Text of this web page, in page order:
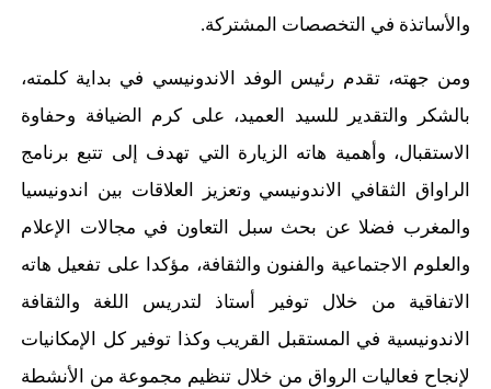
والأساتذة في التخصصات المشتركة.
ومن جهته، تقدم رئيس الوفد الاندونيسي في بداية كلمته،
بالشكر والتقدير للسيد العميد، على كرم الضيافة وحفاوة
الاستقبال، وأهمية هاته الزيارة التي تهدف إلى تتبع برنامج
الراواق الثقافي الاندونيسي وتعزيز العلاقات بين اندونيسيا
والمغرب فضلا عن بحث سبل التعاون في مجالات الإعلام
والعلوم الاجتماعية والفنون والثقافة، مؤكدا على تفعيل هاته
الاتفاقية من خلال توفير أستاذ لتدريس اللغة والثقافة
الاندونيسية في المستقبل القريب وكذا توفير كل الإمكانيات
لإنجاح فعاليات الرواق من خلال تنظيم مجموعة من الأنشطة